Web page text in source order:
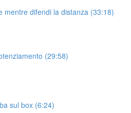
mentre difendi la distanza (33:18)
(29:58)
sul box (6:24)